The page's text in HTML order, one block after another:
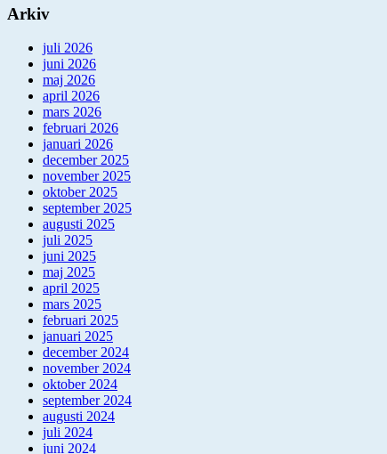
Arkiv
juli 2026
juni 2026
maj 2026
april 2026
mars 2026
februari 2026
januari 2026
december 2025
november 2025
oktober 2025
september 2025
augusti 2025
juli 2025
juni 2025
maj 2025
april 2025
mars 2025
februari 2025
januari 2025
december 2024
november 2024
oktober 2024
september 2024
augusti 2024
juli 2024
juni 2024